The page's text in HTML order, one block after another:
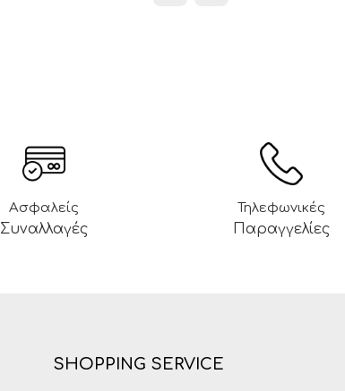
Ασφαλείς
Συναλλαγές
Τηλεφωνικές
Παραγγελίες
SHOPPING SERVICE